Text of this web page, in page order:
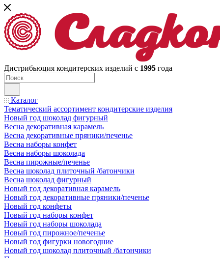
Дистрибьюция кондитерских изделий с 1995 года
Каталог
Тематический ассортимент кондитерские изделия
Новый год шоколад фигурный
Весна декоративная карамель
Весна декоративные пряники/печенье
Весна наборы конфет
Весна наборы шоколада
Весна пирожные/печенье
Весна шоколад плиточный /батончики
Весна шоколад фигурный
Новый год декоративная карамель
Новый год декоративные пряники/печенье
Новый год конфеты
Новый год наборы конфет
Новый год наборы шоколада
Новый год пирожное/печенье
Новый год фигурки новогодние
Новый год шоколад плиточный /батончики